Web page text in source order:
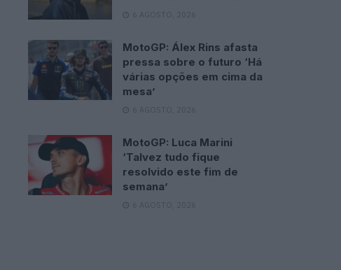
6 AGOSTO, 2026
MotoGP: Álex Rins afasta
pressa sobre o futuro ‘Há
várias opções em cima da
mesa’
6 AGOSTO, 2026
MotoGP: Luca Marini
‘Talvez tudo fique
resolvido este fim de
semana’
6 AGOSTO, 2026